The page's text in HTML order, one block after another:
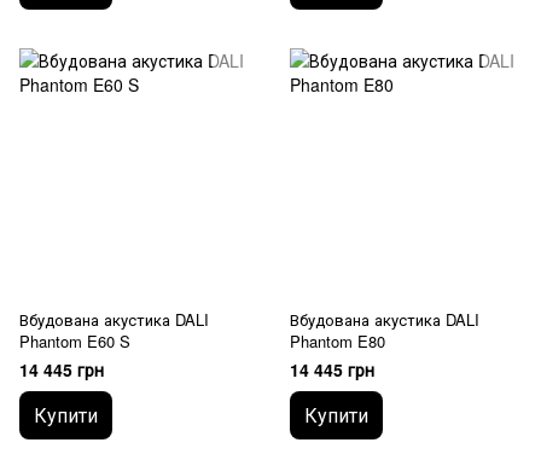
Вбудована акустика DALI
Phantom E60 S
14 445 грн
Купити
Вбудована акустика DALI
Phantom E80
14 445 грн
Купити